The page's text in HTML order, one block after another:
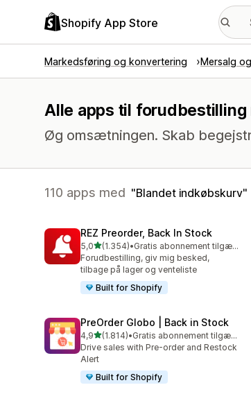
Shopify App Store
Markedsføring og konvertering Mersalg
Alle apps til
Øg omsætningen. Skab
110 apps med Blandet indkøbskurv
REZ Preorder, Back In Stock
5,0ud af 5 stjerner
(1.354)
1354 anmeldelser i alt
•
Gratis abonnement tilgængeligt
Forudbestilling, giv mig besked,
tilbage på lager og venteliste
Built for Shopify
PreOrder Globo | Back in Stock
4,9ud af 5 stjerner
(1.814)
1814 anmeldelser i alt
•
Gratis abonnement tilgængeligt
Drive sales with Pre-order and Restock
Alert
Built for Shopify